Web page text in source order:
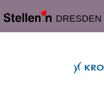
DRESDEN